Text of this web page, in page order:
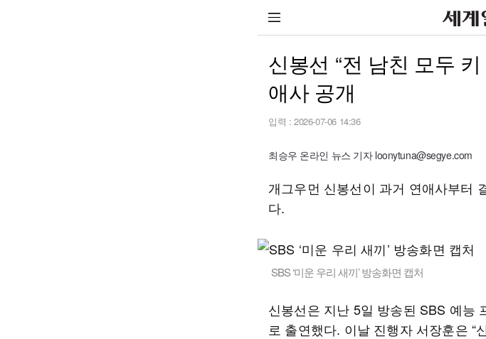
신봉선 “전 남친 모두
애사 공개
입력 : 2026-07-06 14:36
최승우 온라인 뉴스 기자 loonytuna@segye.com
개그우먼 신봉선이 과거 연애사부터
다.
SBS ‘미운 우리 새끼’ 방송화면 캡처
신봉선은 지난 5일 방송된 SBS 예능
로 출연했다. 이날 진행자 서장훈은 “